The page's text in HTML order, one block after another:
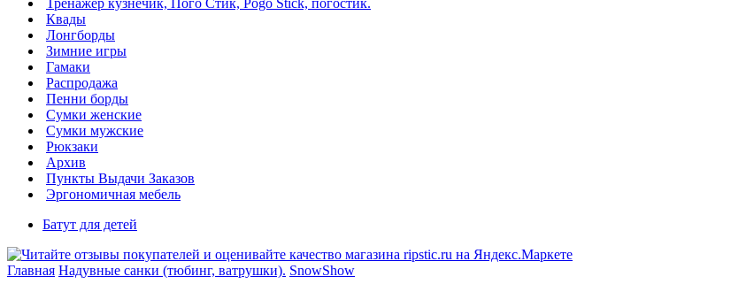
Тренажер кузнечик, Пого Стик, Pogo Stick, погостик.
Квады
Лонгборды
Зимние игры
Гамаки
Распродажа
Пенни борды
Сумки женские
Сумки мужские
Рюкзаки
Архив
Пункты Выдачи Заказов
Эргономичная мебель
Батут для детей
Главная Надувные санки (тюбинг, ватрушки). SnowShow